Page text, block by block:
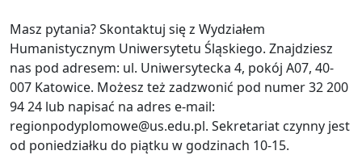
Masz pytania? Skontaktuj się z Wydziałem
Humanistycznym Uniwersytetu Śląskiego. Znajdziesz
nas pod adresem: ul. Uniwersytecka 4, pokój A07, 40-
007 Katowice. Możesz też zadzwonić pod numer 32 200
94 24 lub napisać na adres e-mail:
regionpodyplomowe@us.edu.pl. Sekretariat czynny jest
od poniedziałku do piątku w godzinach 10-15.